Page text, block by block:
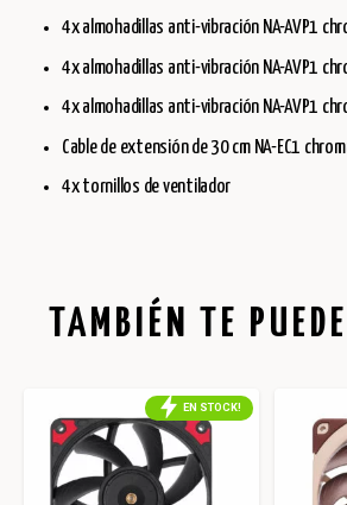
4x almohadillas anti-vibración NA-AVP1
4x almohadillas anti-vibración NA-AVP1
4x almohadillas anti-vibración NA-AVP1
Cable de extensión de 30 cm NA-EC1
4x tornillos de ventilador
TAMBIÉN TE
EN STOCK!